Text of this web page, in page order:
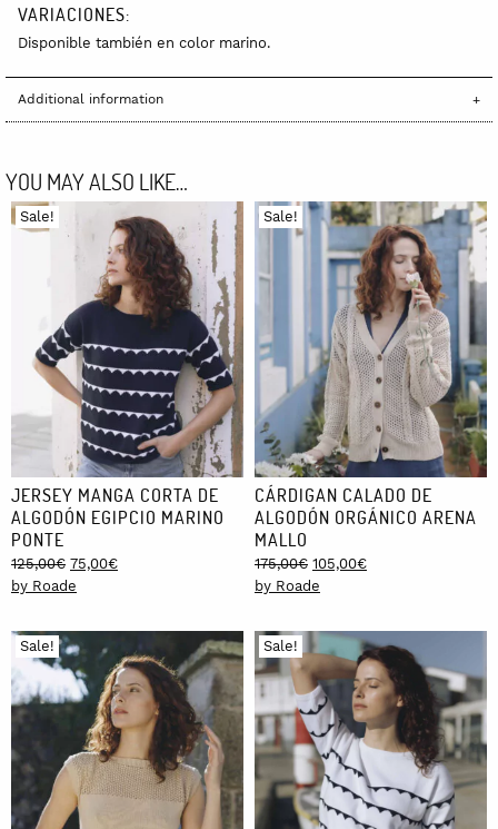
VARIACIONES:
Disponible también en color marino.
Additional information
YOU MAY ALSO LIKE…
Sale!
JERSEY MANGA CORTA DE
ALGODÓN EGIPCIO MARINO
PONTE
125,00€ Original
price
125,00€.
75,00€Current
75,00€.
by Roade
Sale!
CÁRDIGAN CALADO DE
ALGODÓN ORGÁNICO ARENA
MALLO
175,00€ Original
price
175,00€.
105,00€Current
105,00€.
by Roade
Sale! Sale!